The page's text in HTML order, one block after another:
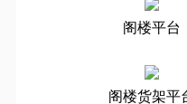
阁楼平台
阁楼货架平